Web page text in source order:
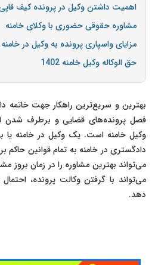
اهمیت داشتن وکیل در پرونده کیف
مشاوره حقوقی حضوری با وکلای خامنه
مزایای واسپاری پرونده به وکیل در خامنه
حق الوکاله وکیل خامنه 1402
بهترین و سریع‌ترین راهکار جهت
فصل پرونده‌های قضایی و برطرف شدن
وکیل خامنه است. یک وکیل در خامنه یا
دادگستری در خامنه به تمام قوانین
می‌تواند بهترین مشاوره را در زمان بروز
می‌تواند با گرفتن وکالت پرونده، احتمال
دهد.